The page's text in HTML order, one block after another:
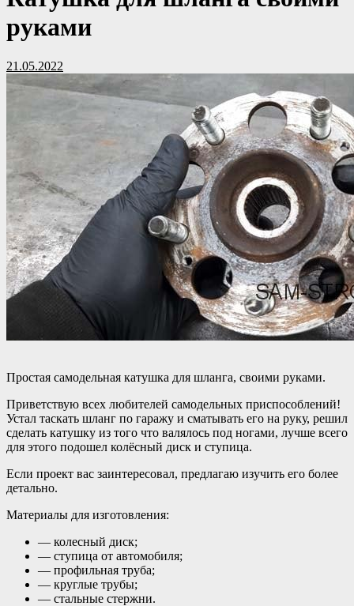
руками
21.05.2022
Простая самодельная катушка для шланга, своими руками.
Приветствую всех любителей самодельных приспособлений!
Устал таскать шланг по гаражу и сматывать его на руку, решил
сделать катушку из того что валялось под ногами, лучше всего
для этого подошел колёсный диск и ступица.
Если проект вас заинтересовал, предлагаю изучить его более
детально.
Материалы для изготовления:
— колесный диск;
— ступица от автомобиля;
— профильная труба;
— круглые трубы;
— стальные стержни.